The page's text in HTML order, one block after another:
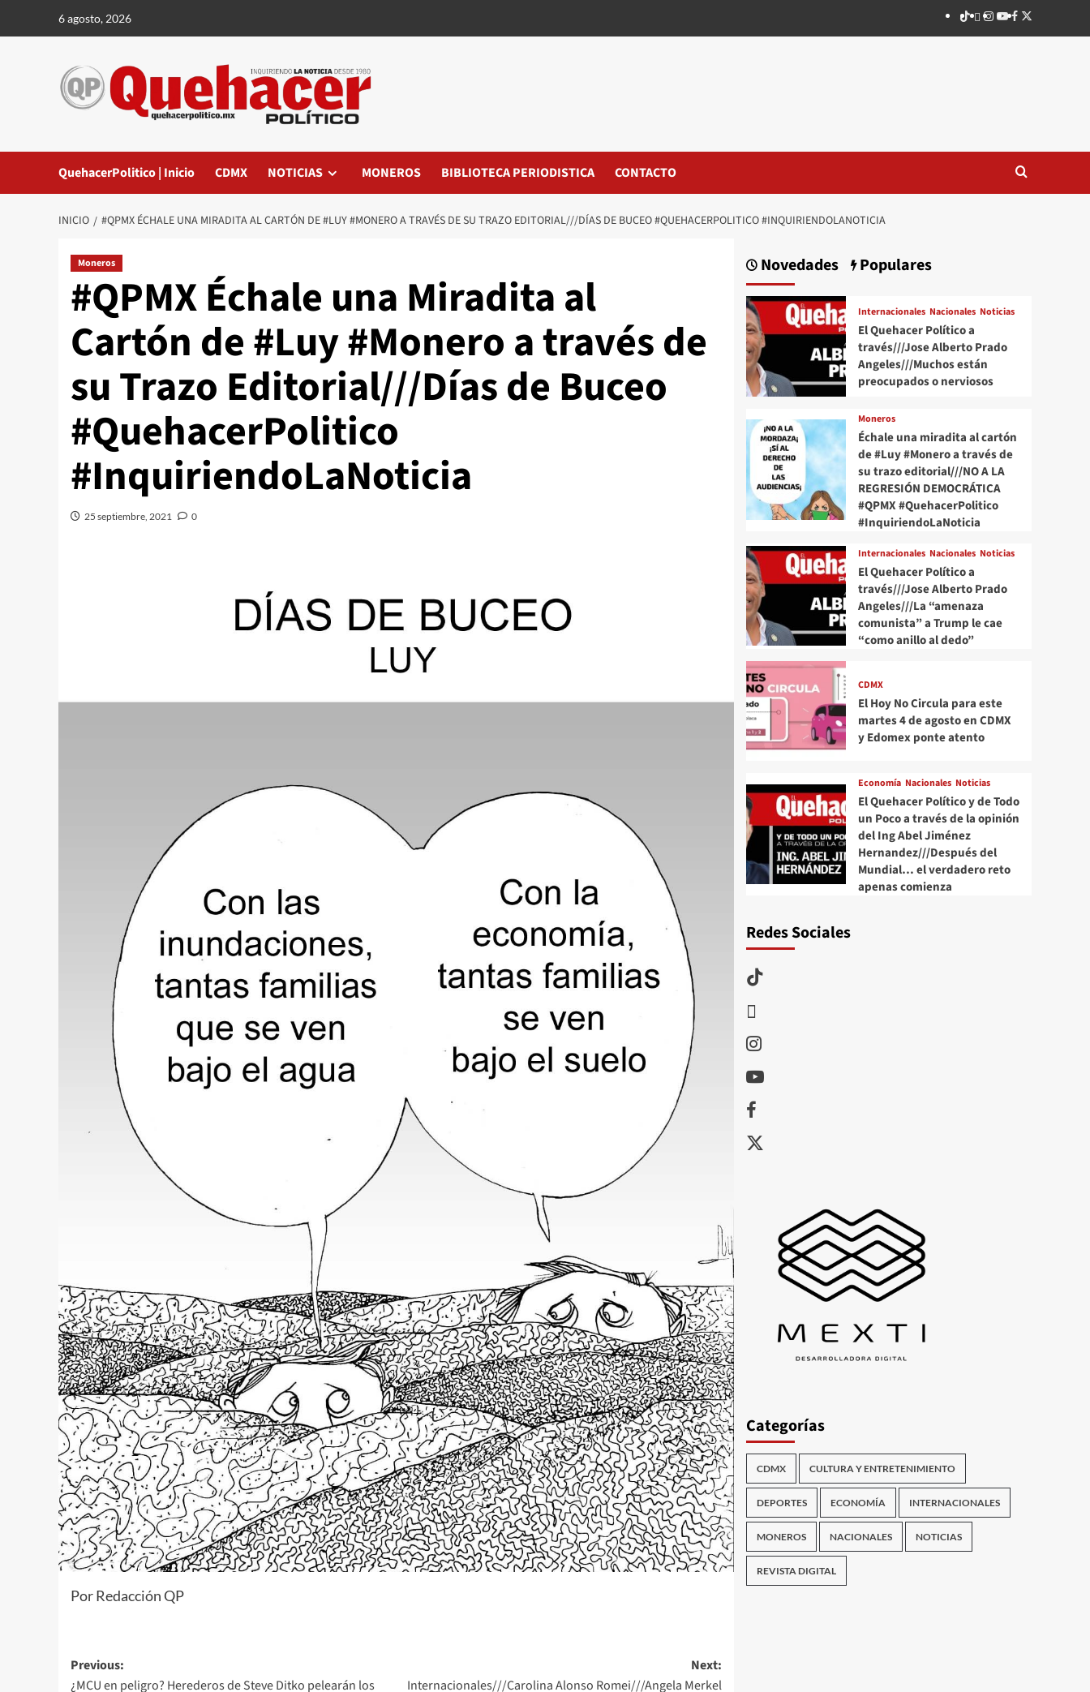
6 agosto, 2026 TikTok
threads
Instagram
Youtube
Facebook
X
QuehacerPolitico | Inicio CDMX NOTICIAS MONEROS BIBLIOTECA PERIODISTICA CONTACTO
INICIO #QPMX ÉCHALE UNA MIRADITA AL CARTÓN DE #LUY #MONERO A TRAVÉS DE SU TRAZO EDITORIAL///DÍAS DE BUCEO #QUEHACERPOLITICO #INQUIRIENDOLANOTICIA
Moneros
#QPMX Échale una Miradita al
Cartón de #Luy #Monero a través de
su Trazo Editorial///Días de Buceo
#QuehacerPolitico
#InquiriendoLaNoticia
25 septiembre, 2021 0
Por Redacción QP
Post
Previous:
¿MCU en peligro? Herederos de Steve Ditko pelearán los
Next:
Internacionales///Carolina Alonso Romei///Angela Merkel
Novedades Populares
Internacionales Nacionales Noticias
El Quehacer Político a
través///Jose Alberto Prado
Angeles///Muchos están
preocupados o nerviosos
Moneros
Échale una miradita al cartón
de #Luy #Monero a través de
su trazo editorial///NO A LA
REGRESIÓN DEMOCRÁTICA
#QPMX #QuehacerPolitico
#InquiriendoLaNoticia
Internacionales Nacionales Noticias
El Quehacer Político a
través///Jose Alberto Prado
Angeles///La “amenaza
comunista” a Trump le cae
“como anillo al dedo”
CDMX
El Hoy No Circula para este
martes 4 de agosto en CDMX
y Edomex ponte atento
Economía Nacionales Noticias
El Quehacer Político y de Todo
un Poco a través de la opinión
del Ing Abel Jiménez
Hernandez///Después del
Mundial… el verdadero reto
apenas comienza
Redes Sociales
TikTok
Instagram
Youtube
Facebook
X
Categorías
CDMX CULTURA Y ENTRETENIMIENTO
DEPORTES ECONOMÍA INTERNACIONALES
MONEROS NACIONALES NOTICIAS
REVISTA DIGITAL